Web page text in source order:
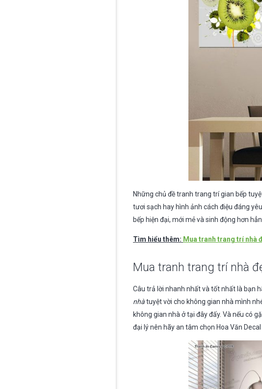
Những chủ đề tranh trang trí gian bếp
tươi sạch hay hình ảnh cách điệu đáng
bếp hiện đại, mới mẻ và sinh động hơn
Tìm hiểu thêm: Mua tranh trang trí nhà
Mua tranh trang trí nhà
Câu trả lời nhanh nhất và tốt nhất là bạn
nhàtuyệt vời cho không gian nhà mình
không gian nhà ở tại đây đấy. Và nếu có
đại lý nên hãy an tâm chọn Hoa Văn Decal